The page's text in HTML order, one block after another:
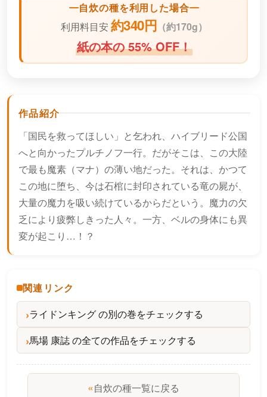
自炊の種を利用した場合
利用料目安 約340円 （約170g）
紙の本の 55% OFF！
作品紹介
「国民を救ってほしい」と乞われ、ハイブリード公国
へと向かったプルチノフ一行。だがそこは、この大陸
で最も魔素（マナ）の薄い地だった。それは、かつて
この地に堕ち、今は石棺に封印されている竜の屍が、
大量の魔力を吸い続けているからだという。魔力の欠
乏により疲弊しきった人々。一方、ベルの身体にも異
変が起こり…！？
関連リンク
ライドンキング の別の巻をチェックする
馬場 康誌 の全ての作品をチェックする
«自炊の種一覧に戻る